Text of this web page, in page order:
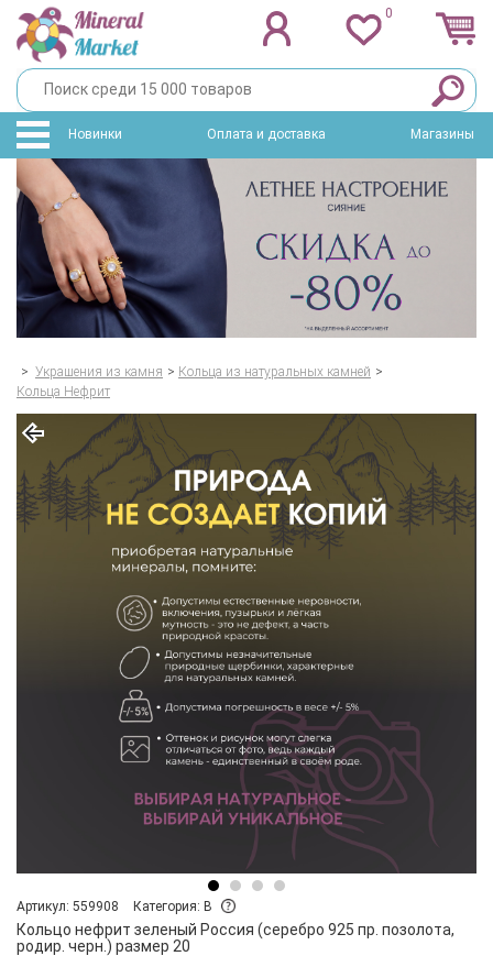
0
Новинки Оплата и доставка Магазины
> Украшения из камня > Кольца из натуральных камней >
Кольца Нефрит
Артикул: 559908 Категория: B
Кольцо нефрит зеленый Россия (серебро 925 пр. позолота,
родир. черн.) размер 20